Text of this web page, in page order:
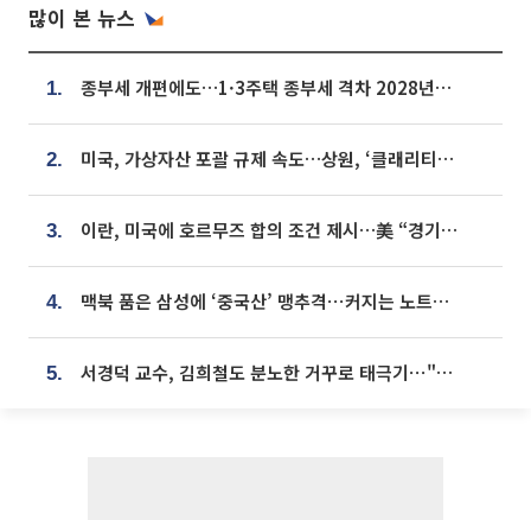
많이 본 뉴스
1. 종부세 개편에도…1·3주택 종부세 격차 2028년부터 확대
2. 미국, 가상자산 포괄 규제 속도…상원, ‘클래리티법’ 9월 절차투표 추진
3. 이란, 미국에 호르무즈 합의 조건 제시…美 “경기 아직 안 끝나” [종합]
4. 맥북 품은 삼성에 ‘중국산’ 맹추격⋯커지는 노트북 OLED 시장
5. 서경덕 교수, 김희철도 분노한 거꾸로 태극기⋯"엉터리는 아냐, 아쉬울 뿐"